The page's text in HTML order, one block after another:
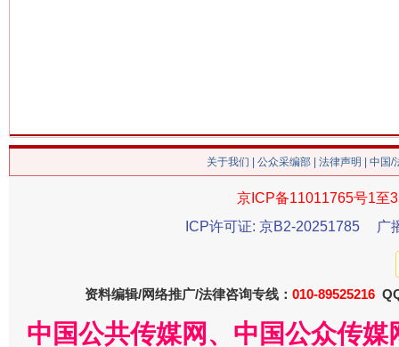
在谋一域中谋全局
今
关于我们 公众采编部 法律声明 | 中国
京ICP备11011765号1至
ICP许可证: 京B2-20251785
广
资料编辑/网络推广/法律咨询专线： 010-89525216
中国公共传媒网、中国公众传